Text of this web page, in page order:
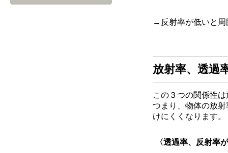
→反射率が低いと周
放射率、透過
この３つの関係性
つまり、物体の放
けにくくなります。
〈透過率、反射率